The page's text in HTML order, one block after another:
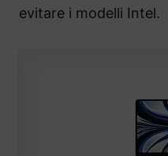
evitare i modelli Intel.